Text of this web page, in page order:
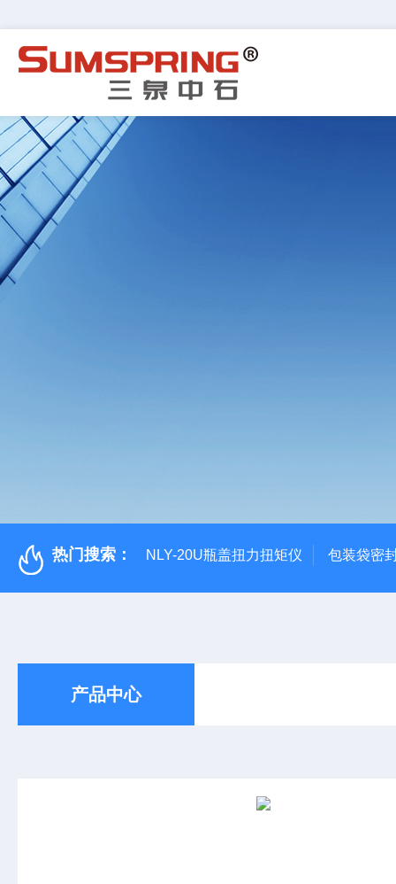
热门搜索： NLY-20U瓶盖扭力扭矩仪 包装袋密
产品中心